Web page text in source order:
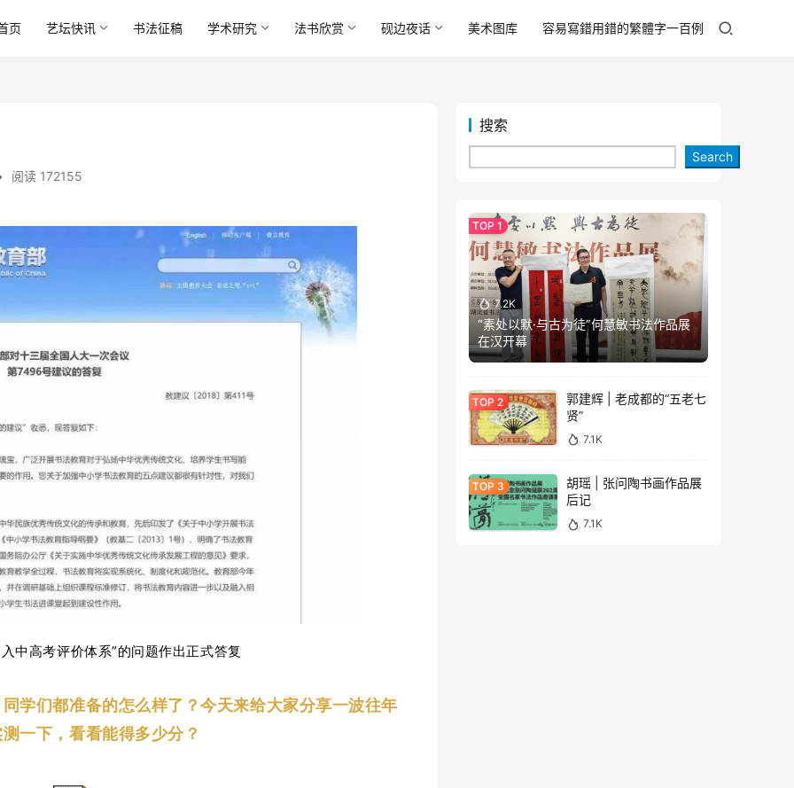
页 艺坛快讯 书法征稿 学术研究 法书欣赏 砚边夜话 美术图库 容易寫錯用錯的繁體字一百例
阅读 172155
中高考评价体系”的问题作出正式答复
同学们都准备的怎么样了？今天来给大家分享一波往年
一下，看看能得多少分？
搜索
Search
7.2K
“素处以默·与古为徒”何慧敏书法作品展
在汉开幕
郭建辉 | 老成都的“五老七
贤”
7.1K
胡瑶 | 张问陶书画作品展
后记
7.1K